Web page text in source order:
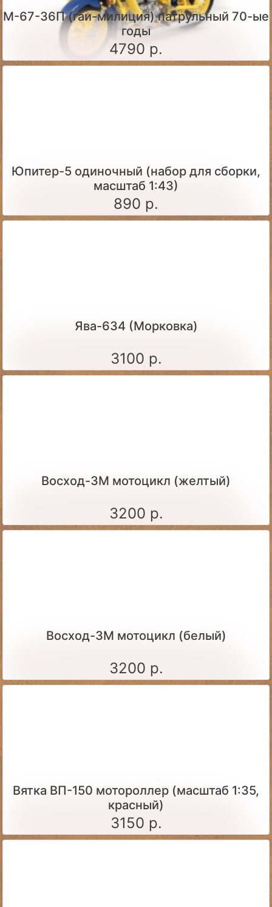
М-67-36П (гаи-милиция) патрульный 70-ые
годы
4790 р.
Юпитер-5 одиночный (набор для сборки,
масштаб 1:43)
890 р.
Ява-634 (Морковка)
3100 р.
Восход-3М мотоцикл (желтый)
3200 р.
Восход-3М мотоцикл (белый)
3200 р.
Вятка ВП-150 мотороллер (масштаб 1:35,
красный)
3150 р.